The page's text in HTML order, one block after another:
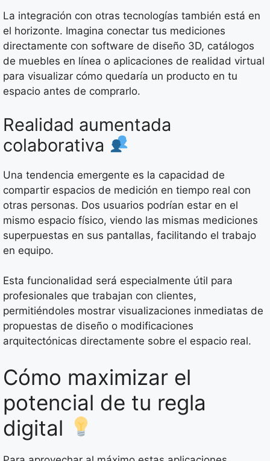
La integración con otras tecnologías también está en
el horizonte. Imagina conectar tus mediciones
directamente con software de diseño 3D, catálogos
de muebles en línea o aplicaciones de realidad virtual
para visualizar cómo quedaría un producto en tu
espacio antes de comprarlo.
Realidad aumentada
colaborativa
Una tendencia emergente es la capacidad de
compartir espacios de medición en tiempo real con
otras personas. Dos usuarios podrían estar en el
mismo espacio físico, viendo las mismas mediciones
superpuestas en sus pantallas, facilitando el trabajo
en equipo.
Esta funcionalidad será especialmente útil para
profesionales que trabajan con clientes,
permitiéndoles mostrar visualizaciones inmediatas de
propuestas de diseño o modificaciones
arquitectónicas directamente sobre el espacio real.
Cómo maximizar el
potencial de tu regla
digital